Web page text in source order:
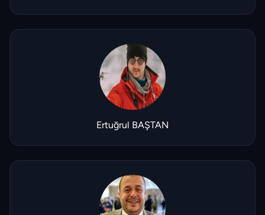
Ertuğrul BAŞTAN